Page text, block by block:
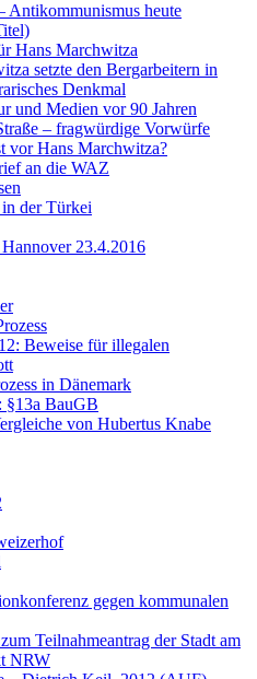
Antikommunismus heute
Hans Marchwitza
setzte den Bergarbeitern in
Denkmal
und Medien vor 90 Jahren
– fragwürdige Vorwürfe
vor Hans Marchwitza?
an die WAZ
der Türkei
23.4.2016
Beweise für illegalen
in Dänemark
§13a BauGB
von Hubertus Knabe
gegen kommunalen
Teilnahmeantrag der Stadt am
NRW